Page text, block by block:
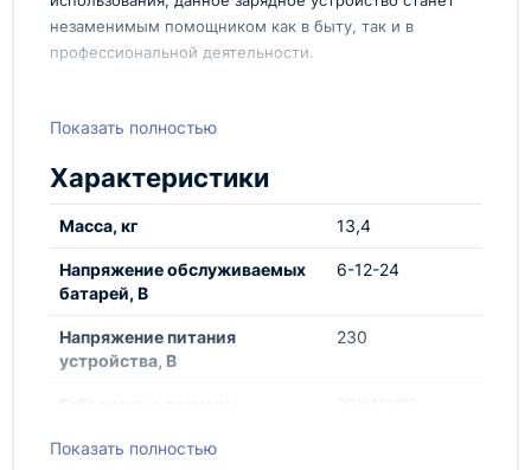
незаменимым помощником как в быту, так и в
профессиональной деятельности.
можно выделить:
эффективность зарядки
аккумуляторов
Надежность и безопасность в использовании
Компактные размеры и удобство хранения
Зарядное устройство GYS BATIUM 25-24 X
привлекательным выбором для широкого круга
Показать полностью
Характеристики
Масса, кг 13,4
Напряжение обслуживаемых
батарей, В
6-12-24
Напряжение питания
устройства, В
230
Показать полностью